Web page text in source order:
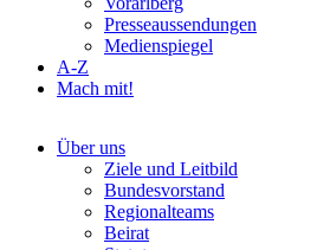
Presseaussendungen
Medienspiegel
A-Z
Mach mit!
Über uns
Ziele und Leitbild
Bundesvorstand
Regionalteams
Beirat